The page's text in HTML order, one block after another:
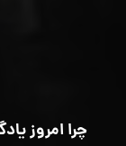
چرا امروز